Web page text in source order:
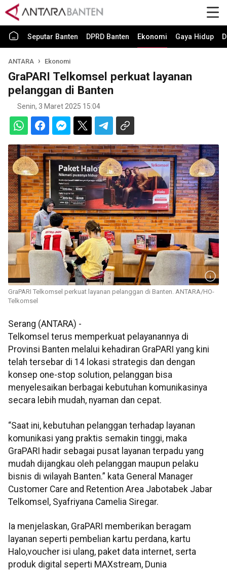
Seputar Banten DPRD Banten Ekonomi Gaya Hidup
ANTARA Ekonomi
GraPARI Telkomsel perkuat layanan
pelanggan di Banten
Senin, 3 Maret 2025 15:04
GraPARI Telkomsel perkuat layanan pelanggan di Banten. ANTARA/HO-
Telkomsel
Serang (ANTARA) -
Telkomsel terus memperkuat pelayanannya di
Provinsi Banten melalui kehadiran GraPARI yang kini
telah tersebar di 14 lokasi strategis dan dengan
konsep one-stop solution, pelanggan bisa
menyelesaikan berbagai kebutuhan komunikasinya
secara lebih mudah, nyaman dan cepat.
“Saat ini, kebutuhan pelanggan terhadap layanan
komunikasi yang praktis semakin tinggi, maka
GraPARI hadir sebagai pusat layanan terpadu yang
mudah dijangkau oleh pelanggan maupun pelaku
bisnis di wilayah Banten.” kata General Manager
Customer Care and Retention Area Jabotabek Jabar
Telkomsel, Syafriyana Camelia Siregar.
Ia menjelaskan, GraPARI memberikan beragam
layanan seperti pembelian kartu perdana, kartu
Halo,voucher isi ulang, paket data internet, serta
produk digital seperti MAXstream, Dunia